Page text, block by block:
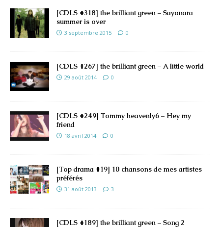
[CDLS #318] the brilliant green – Sayonara
summer is over
3 septembre 2015 0
[CDLS #267] the brilliant green – A little world
29 août 2014 0
[CDLS #249] Tommy heavenly6 – Hey my
friend
18 avril 2014 0
[Top drama #19] 10 chansons de mes artistes
préférés
31 août 2013 3
[CDLS #189] the brilliant green – Song 2